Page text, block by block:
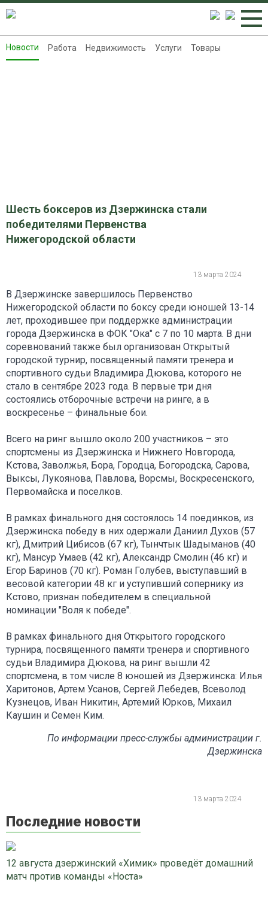
Новости
Новости Работа Недвижимость Услуги Товары
Шесть боксеров из Дзержинска стали
победителями Первенства
Нижегородской области
13 марта 2024
В Дзержинске завершилось Первенство
Нижегородской области по боксу среди юношей 13-14
лет, проходившее при поддержке администрации
города Дзержинска в ФОК "Ока" с 7 по 10 марта. В дни
соревнований также был организован Открытый
городской турнир, посвященный памяти тренера и
спортивного судьи Владимира Дюкова, которого не
стало в сентябре 2023 года. В первые три дня
состоялись отборочные встречи на ринге, а в
воскресенье – финальные бои.
Всего на ринг вышло около 200 участников – это
спортсмены из Дзержинска и Нижнего Новгорода,
Кстова, Заволжья, Бора, Городца, Богородска, Сарова,
Выксы, Лукоянова, Павлова, Ворсмы, Воскресенского,
Первомайска и поселков.
В рамках финального дня состоялось 14 поединков, из
Дзержинска победу в них одержали Даниил Духов (57
кг), Дмитрий Цибисов (67 кг), Тынчтык Шадыманов (40
кг), Мансур Умаев (42 кг), Александр Смолин (46 кг) и
Егор Баринов (70 кг). Роман Голубев, выступавший в
весовой категории 48 кг и уступивший сопернику из
Кстово, признан победителем в специальной
номинации "Воля к победе".
В рамках финального дня Открытого городского
турнира, посвященного памяти тренера и спортивного
судьи Владимира Дюкова, на ринг вышли 42
спортсмена, в том числе 8 юношей из Дзержинска: Илья
Харитонов, Артем Усанов, Сергей Лебедев, Всеволод
Кузнецов, Иван Никитин, Артемий Юрков, Михаил
Каушин и Семен Ким.
По информации пресс-службы администрации г.
Дзержинска
13 марта 2024
Последние новости
12 августа дзержинский «Химик» проведёт домашний
матч против команды «Носта»